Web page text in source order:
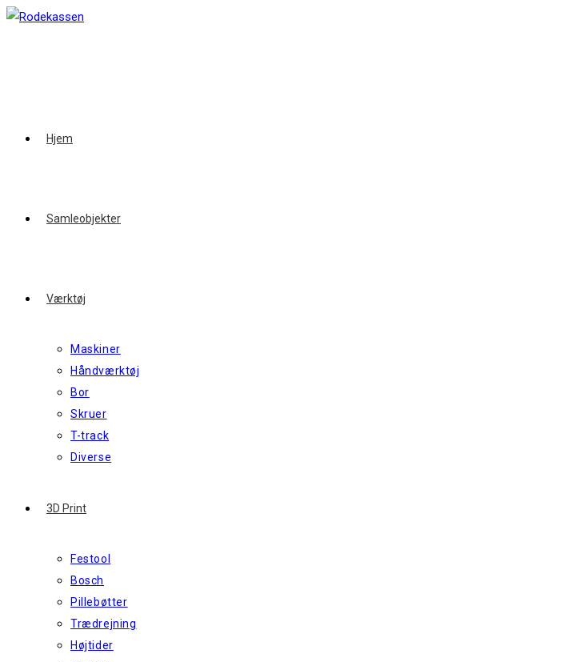
Skip
Hjem
Samleobjekter
Værktøj
Maskiner
Håndværktøj
Bor
Skruer
T-track
Diverse
3D Print
Festool
Bosch
Pillebøtter
Trædrejning
Højtider